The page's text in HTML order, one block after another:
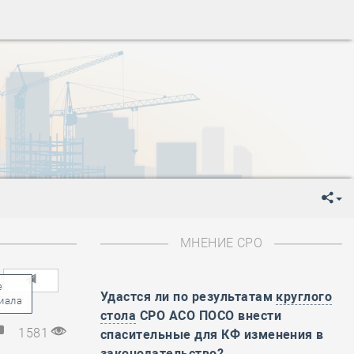
День Государственного флага Российской Федерации
-День знаний
День сотрудника органов внутренних дел РФ
День полного освобождения Ленинграда от фашистской
Весны и Труда
Победы!
День Государственного флага Российской Федерации
День сотрудника органов внутренних дел РФ
День полного освобождения Ленинграда от фашистской
Весны и Труда
1581
МНЕНИЕ СРО
Удастся ли по результатам круглого
стола СРО АСО ПОСО внести
спасительные для КФ изменения в